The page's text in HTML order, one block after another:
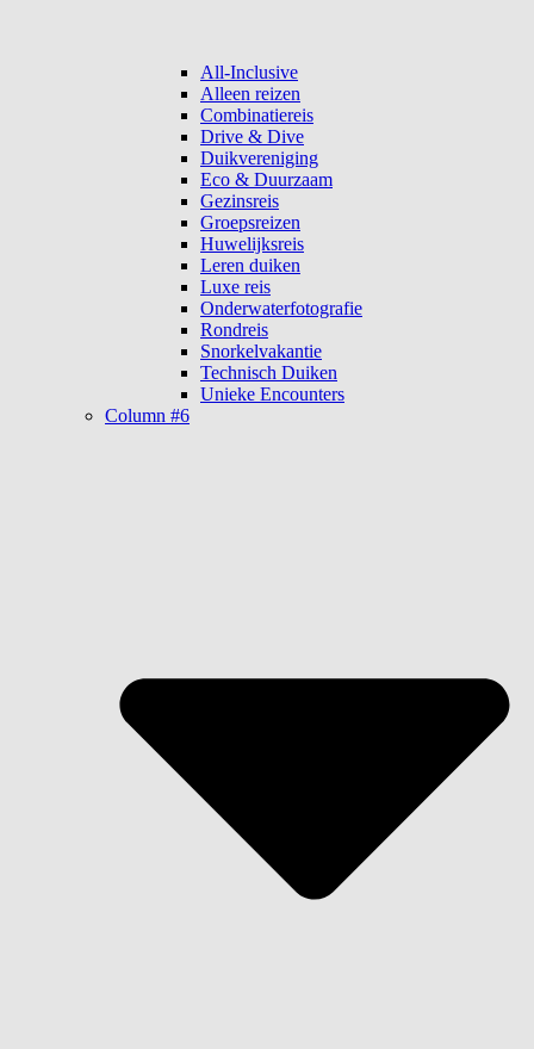
All-Inclusive
Alleen reizen
Combinatiereis
Drive & Dive
Duikvereniging
Eco & Duurzaam
Gezinsreis
Groepsreizen
Huwelijksreis
Leren duiken
Luxe reis
Onderwaterfotografie
Rondreis
Snorkelvakantie
Technisch Duiken
Unieke Encounters
Column #6